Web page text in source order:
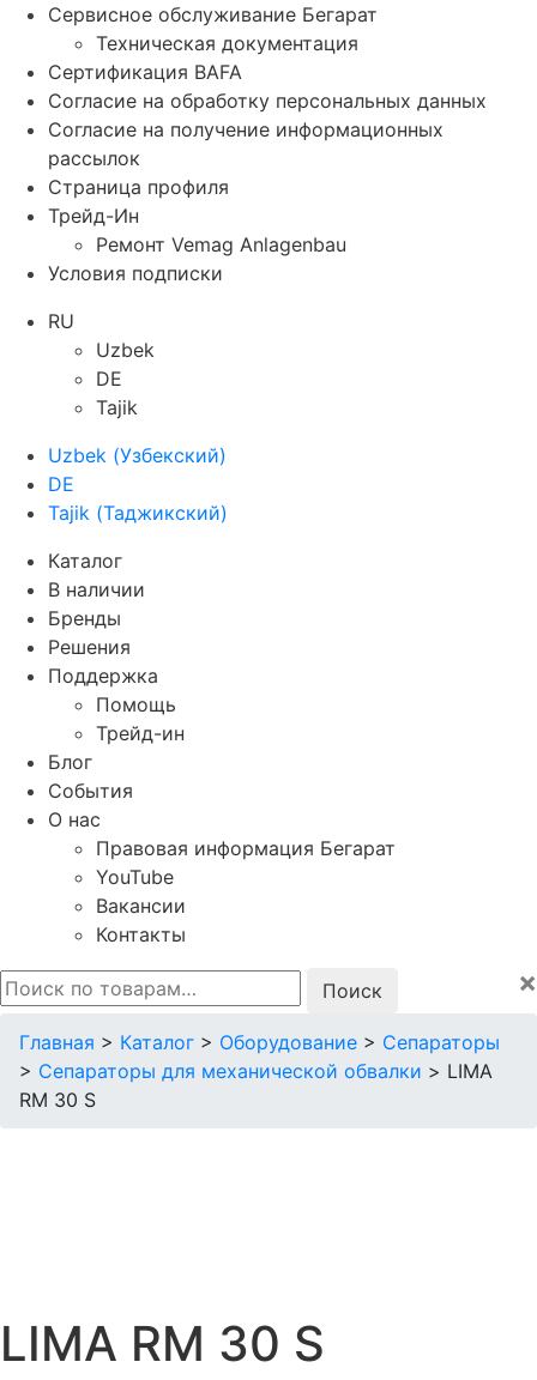
Сервисное обслуживание Бегарат
Техническая документация
Сертификация BAFA
Согласие на обработку персональных данных
Согласие на получение информационных
рассылок
Страница профиля
Трейд-Ин
Ремонт Vemag Anlagenbau
Условия подписки
RU
Uzbek
DE
Tajik
Uzbek (Узбекский)
DE
Tajik (Таджикский)
Каталог
В наличии
Бренды
Решения
Поддержка
Помощь
Трейд-ин
Блог
События
О нас
Правовая информация Бегарат
YouTube
Вакансии
Контакты
Искать:
×
Главная > Каталог > Оборудование > Сепараторы
> Сепараторы для механической обвалки > LIMA
RM 30 S
LIMA RM 30 S